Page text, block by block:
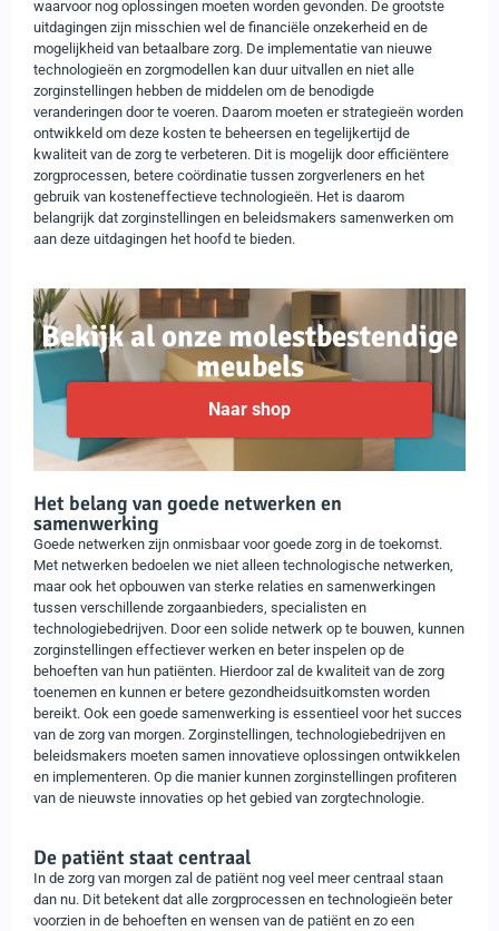
waarvoor nog oplossingen moeten worden gevonden. De grootste
uitdagingen zijn misschien wel de financiële onzekerheid en de
mogelijkheid van betaalbare zorg. De implementatie van nieuwe
technologieën en zorgmodellen kan duur uitvallen en niet alle
zorginstellingen hebben de middelen om de benodigde
veranderingen door te voeren. Daarom moeten er strategieën worden
ontwikkeld om deze kosten te beheersen en tegelijkertijd de
kwaliteit van de zorg te verbeteren. Dit is mogelijk door efficiëntere
zorgprocessen, betere coördinatie tussen zorgverleners en het
gebruik van kosteneffectieve technologieën. Het is daarom
belangrijk dat zorginstellingen en beleidsmakers samenwerken om
aan deze uitdagingen het hoofd te bieden.
Bekijk al onze molestbestendige
meubels
Naar shop
Het belang van goede netwerken en
samenwerking
Goede netwerken zijn onmisbaar voor goede zorg in de toekomst.
Met netwerken bedoelen we niet alleen technologische netwerken,
maar ook het opbouwen van sterke relaties en samenwerkingen
tussen verschillende zorgaanbieders, specialisten en
technologiebedrijven. Door een solide netwerk op te bouwen, kunnen
zorginstellingen effectiever werken en beter inspelen op de
behoeften van hun patiënten. Hierdoor zal de kwaliteit van de zorg
toenemen en kunnen er betere gezondheidsuitkomsten worden
bereikt. Ook een goede samenwerking is essentieel voor het succes
van de zorg van morgen. Zorginstellingen, technologiebedrijven en
beleidsmakers moeten samen innovatieve oplossingen ontwikkelen
en implementeren. Op die manier kunnen zorginstellingen profiteren
van de nieuwste innovaties op het gebied van zorgtechnologie.
De patiënt staat centraal
In de zorg van morgen zal de patiënt nog veel meer centraal staan
dan nu. Dit betekent dat alle zorgprocessen en technologieën beter
voorzien in de behoeften en wensen van de patiënt en zo een